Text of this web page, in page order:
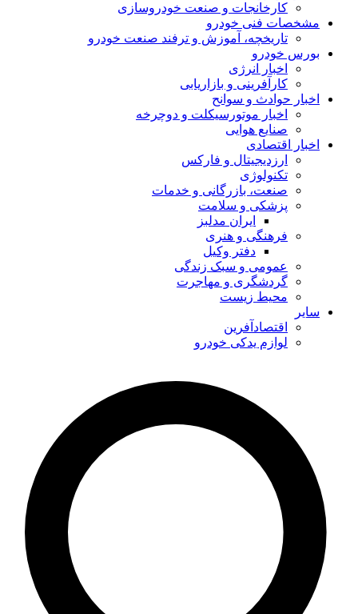
کارخانجات و صنعت خودروسازی
مشخصات فنی خودرو
تاریخچه، آموزش و ترفند صنعت خودرو
بورس خودرو
اخبار انرژی
کارآفرینی و بازاریابی
اخبار حوادث و سوانح
اخبار موتورسیکلت و دوچرخه
صنایع هوایی
اخبار اقتصادی
ارزدیجیتال و فارکس
تکنولوژی
صنعت، بازرگانی و خدمات
پزشکی و سلامت
ایران مدلبز
فرهنگی و هنری
دفتر وکیل
عمومی و سبک زندگی
گردشگری و مهاجرت
محیط زیست
سایر
اقتصادآفرین
لوازم یدکی خودرو